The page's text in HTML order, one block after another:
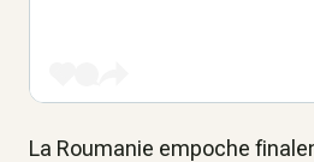
La Roumanie empoche